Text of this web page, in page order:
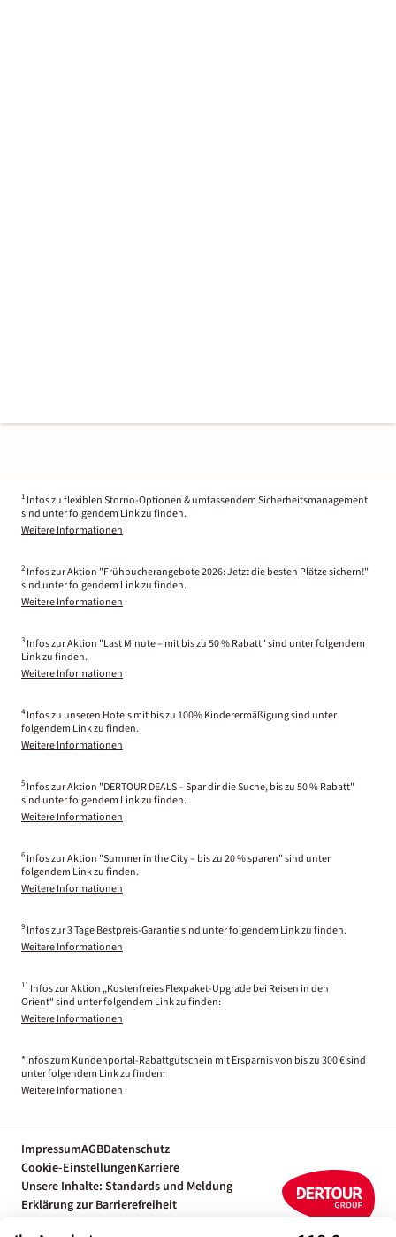
1 Infos zu flexiblen Storno-Optionen & umfassendem Sicherheitsmanagement
sind unter folgendem Link zu finden.
Weitere Informationen
2 Infos zur Aktion "Frühbucherangebote 2026: Jetzt die besten Plätze sichern!"
sind unter folgendem Link zu finden.
Weitere Informationen
3 Infos zur Aktion "Last Minute – mit bis zu 50 % Rabatt" sind unter folgendem
Link zu finden.
Weitere Informationen
4 Infos zu unseren Hotels mit bis zu 100% Kinderermäßigung sind unter
folgendem Link zu finden.
Weitere Informationen
5 Infos zur Aktion "DERTOUR DEALS – Spar dir die Suche, bis zu 50 % Rabatt"
sind unter folgendem Link zu finden.
Weitere Informationen
6 Infos zur Aktion "Summer in the City – bis zu 20 % sparen" sind unter
folgendem Link zu finden.
Weitere Informationen
9 Infos zur 3 Tage Bestpreis-Garantie sind unter folgendem Link zu finden.
Weitere Informationen
11 Infos zur Aktion „Kostenfreies Flexpaket-Upgrade bei Reisen in den
Orient“ sind unter folgendem Link zu finden:
Weitere Informationen
*Infos zum Kundenportal-Rabattgutschein mit Ersparnis von bis zu 300 € sind
unter folgendem Link zu finden:
Weitere Informationen
ImpressumAGBDatenschutz
Cookie-EinstellungenKarriere
Unsere Inhalte: Standards und Meldung
Erklärung zur Barrierefreiheit